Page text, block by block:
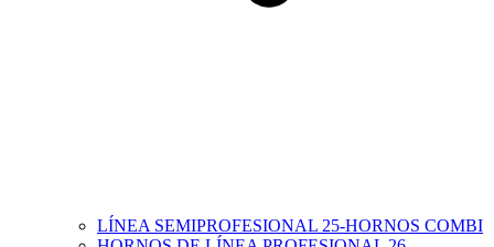
LÍNEA SEMIPROFESIONAL 25-HORNOS COMBI